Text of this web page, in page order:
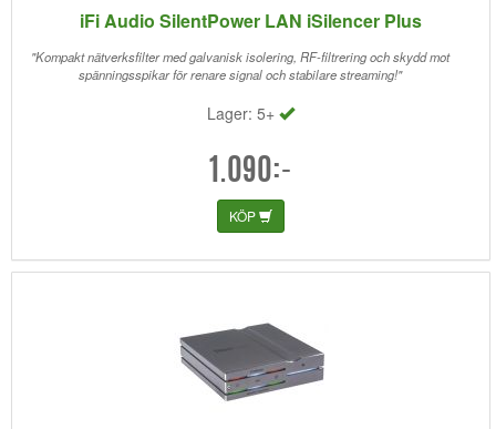
iFi Audio SilentPower LAN iSilencer Plus
"Kompakt nätverksfilter med galvanisk isolering, RF-filtrering och skydd mot
spänningsspikar för renare signal och stabilare streaming!"
Lager: 5+
1.090:-
KÖP